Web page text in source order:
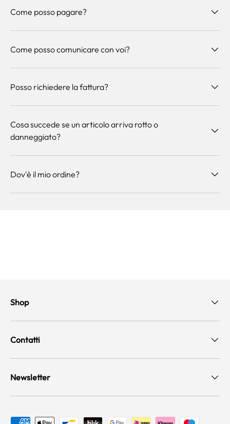
Come posso pagare?
Come posso comunicare con voi?
Posso richiedere la fattura?
Cosa succede se un articolo arriva rotto o
danneggiato?
Dov'è il mio ordine?
Shop
Contatti
Newsletter